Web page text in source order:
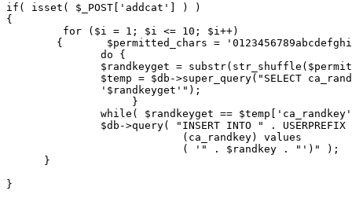
if( isset( $_POST['addcat'] ) )
{
         for ($i = 1; $i <= 10; $i++)
{       $permitted_chars =
               do {
$randkeyget =
$temp = $db->super_query("SELECT
               '$randkeyget'");
                    }
while( $randkeyget ==
$db->query( "INSERT INTO " . USERPREFIX
                            (ca_randkey) values
                            ( '" . $randkey . "')" );
      }